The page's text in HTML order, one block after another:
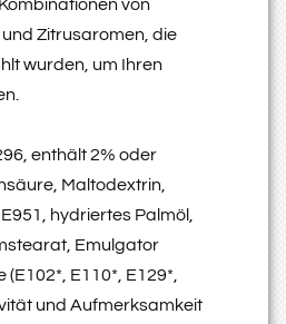
von
Zitrusaromen, die
wurden, um Ihren
enthält 2% oder
Maltodextrin,
hydriertes Palmöl,
Emulgator
E110*, E129*,
und Aufmerksamkeit